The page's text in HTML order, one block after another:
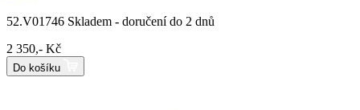
52.V01746 Skladem - doručení do 2 dnů
2 350,- Kč
Do košíku